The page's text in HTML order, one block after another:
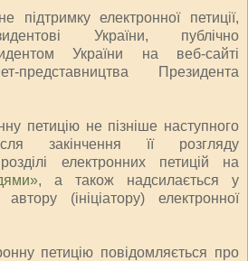
підтримку електронної петиції,
України, публічно
України на веб-сайті
представництва Президента
петицію не пізніше наступного
закінчення її розгляду
електронних петицій на
, а також надсилається у
(ініціатору) електронної
петицію повідомляється про